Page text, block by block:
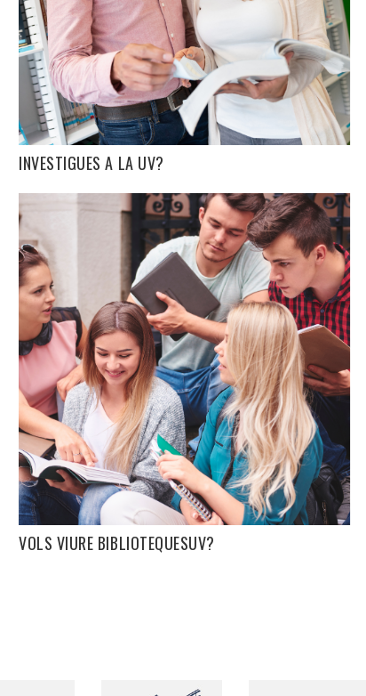
INVESTIGUES A LA UV?
VOLS VIURE BIBLIOTEQUESUV?